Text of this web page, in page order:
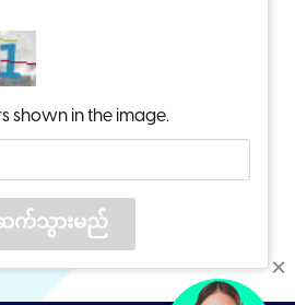
shown in the image.
က်သွားမည်
×